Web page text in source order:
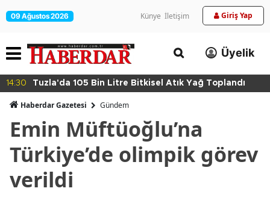
09 Ağustos 2026 Künye İletişim Giriş Yap
Üyelik
14:30 Tuzla'da 105 Bin Litre Bitkisel Atık Yağ Toplandı
Haberdar Gazetesi Gündem
Emin Müftüoğlu’na
Türkiye’de olimpik görev
verildi